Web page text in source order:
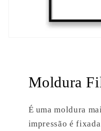
Moldura
É uma moldura
impressão é